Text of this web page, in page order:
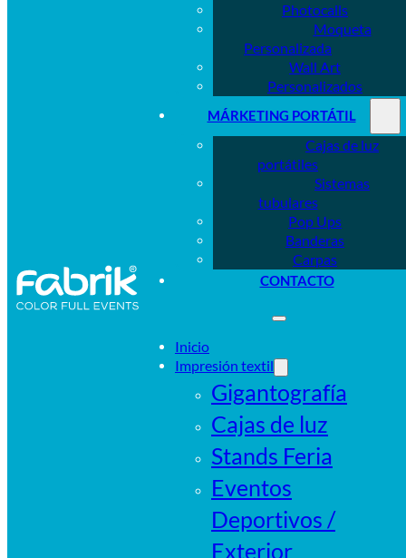
Photocalls
Moqueta
Personalizada
Wall Art
Personalizados
MÁRKETING PORTÁTIL
Cajas de luz
portátiles
Sistemas
tubulares
Pop Ups
Banderas
Carpas
CONTACTO
Inicio
Impresión textil
Gigantografía
Cajas de luz
Stands Feria
Eventos
Deportivos /
Exterior